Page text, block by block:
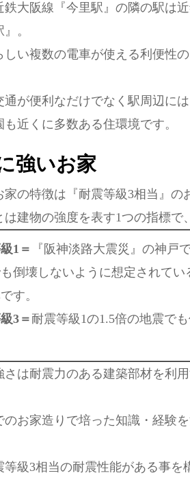
鉄大阪線『今里駅』の隣の駅は
。
しい複数の電車が使える利便性
通が便利なだけでなく駅周辺に
も近くに多数ある住環境です。
強いお家
家の特徴は『耐震等級3相当』
は建物の強度を表す1つの指標で
1＝
『阪神淡路大震災』の神戸
倒壊しないように想定されて
す。
3＝ 耐震等級1の1.5倍の地震で
さは耐震力のある建築部材を利
のお家造りで培った知識・経験
等級3相当の耐震性能がある事